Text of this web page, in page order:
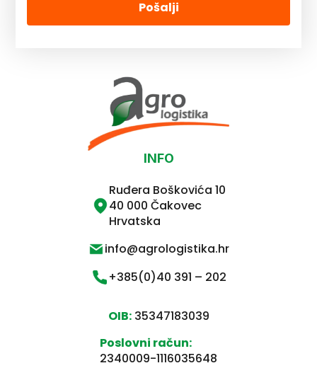
Pošalji
INFO
Ruđera Boškovića 10
40 000 Čakovec
Hrvatska
info@agrologistika.hr
+385(0)40 391 – 202
OIB:35347183039
Poslovni račun:
2340009-1116035648